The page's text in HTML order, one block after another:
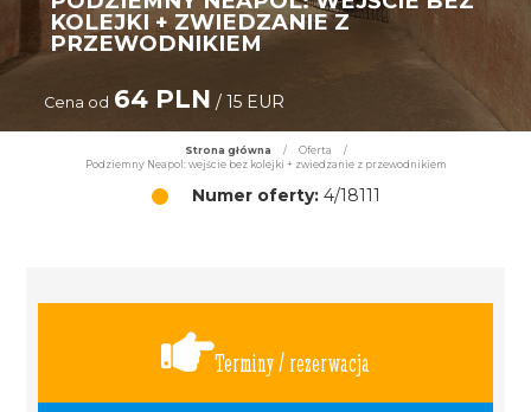
KOLEJKI + ZWIEDZANIE Z
PRZEWODNIKIEM
Cena od 64 PLN / 15 EUR
Strona główna / Oferta
/
Podziemny Neapol: wejście bez kolejki + zwiedzanie z przewodnikiem
Numer oferty:4/18111
Terminy / rezerwacja